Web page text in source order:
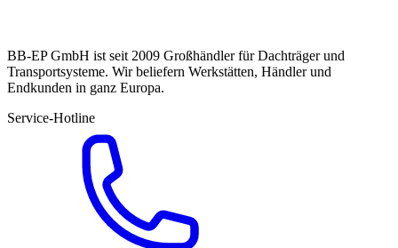
BB-EP GmbH ist seit 2009 Großhändler für Dachträger und
Transportsysteme. Wir beliefern Werkstätten, Händler und
Endkunden in ganz Europa.
Service-Hotline